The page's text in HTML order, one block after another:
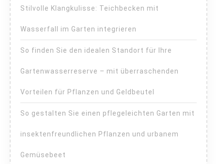
Stilvolle Klangkulisse: Teichbecken mit
Wasserfall im Garten integrieren
So finden Sie den idealen Standort für Ihre
Gartenwasserreserve – mit überraschenden
Vorteilen für Pflanzen und Geldbeutel
So gestalten Sie einen pflegeleichten Garten mit
insektenfreundlichen Pflanzen und urbanem
Gemüsebeet